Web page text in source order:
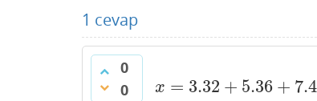
1 cevap
0
0
x = 3.32 + 5.36 +
x=3.32 +5.36 +7.40